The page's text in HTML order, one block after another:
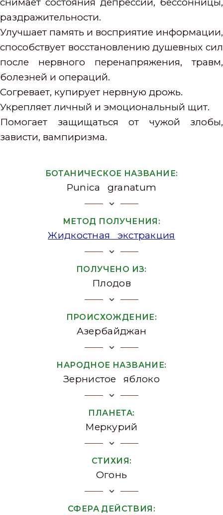
раздражительности.
Улучшает память и восприятие информации,
способствует восстановлению душевных сил
после нервного перенапряжения, травм,
болезней и операций.
Согревает, купирует нервную дрожь.
Укрепляет личный и эмоциональный щит.
Помогает защищаться от чужой злобы,
зависти, вампиризма.
БОТАНИЧЕСКОЕ НАЗВАНИЕ:
Punica granatum
МЕТОД ПОЛУЧЕНИЯ:
Жидкостная экстракция
ПОЛУЧЕНО ИЗ:
Плодов
ПРОИСХОЖДЕНИЕ:
Азербайджан
НАРОДНОЕ НАЗВАНИЕ:
Зернистое яблоко
ПЛАНЕТА:
Меркурий
СТИХИЯ:
Огонь
СФЕРА ДЕЙСТВИЯ: